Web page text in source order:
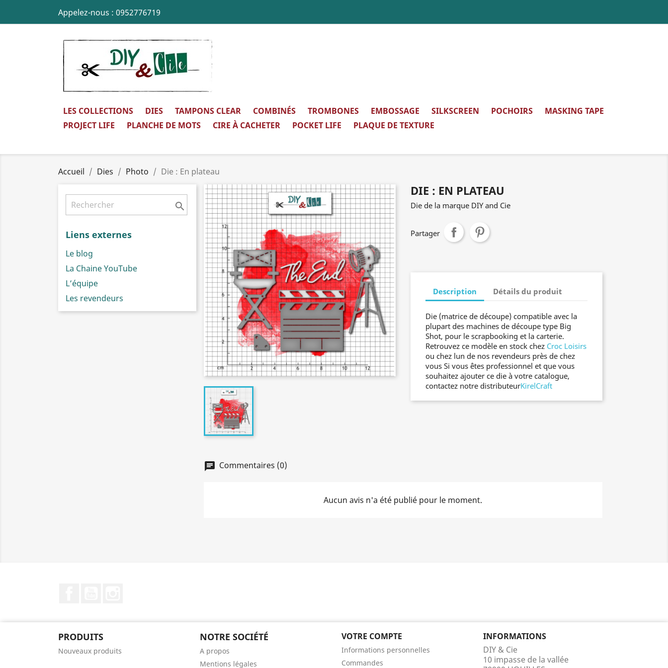
Appelez-nous : 0952776719
LES COLLECTIONS DIES TAMPONS CLEAR COMBINÉS TROMBONES EMBOSSAGE SILKSCREEN POCHOIRS
MASKING TAPE
PROJECT LIFE
PLANCHE DE MOTS CIRE À CACHETER POCKET LIFE PLAQUE DE TEXTURE
Accueil Dies Photo Die : En plateau

Liens externes
Le blog
La Chaine YouTube
L’équipe
Les revendeurs
DIE : EN PLATEAU
Die de la marque DIY and Cie
Partager
Description Détails du produit
Die (matrice de découpe) compatible avec la
plupart des machines de découpe type Big
Shot, pour le scrapbooking et la carterie.
Retrouvez ce modèle en stock chez Croc Loisirs
ou chez lun de nos revendeurs près de chez
vous Si vous êtes professionnel et que vous
souhaitez ajouter ce die à votre catalogue,
contactez notre distributeurKirelCraft
chat Commentaires (0)
Aucun avis n'a été publié pour le moment.
PRODUITS
Nouveaux produits
NOTRE SOCIÉTÉ
A propos
Mentions légales
VOTRE COMPTE
Informations personnelles
Commandes
INFORMATIONS
DIY & Cie
10 impasse de la vallée